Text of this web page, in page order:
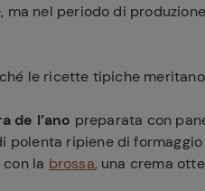
nel periodo di
le ricette tipiche
de l’ano preparata con
polenta ripiene di
la brossa, una crema